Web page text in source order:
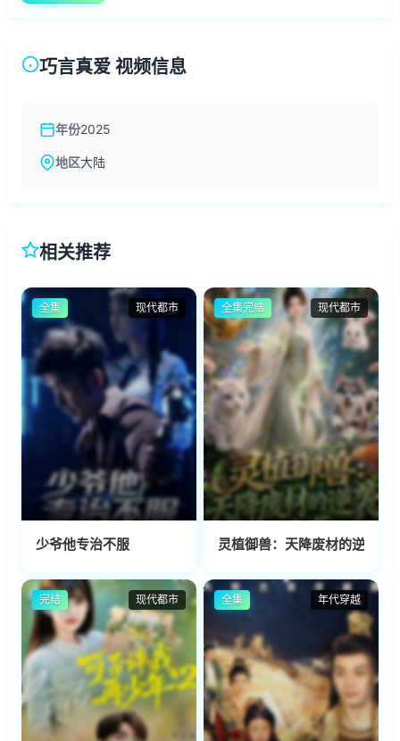
巧言真爱 视频信息
年份2025
地区大陆
相关推荐
现代都市
全集
少爷他专治不服
现代都市
全集完结
灵植御兽：天降废材的逆袭
现代都市
完结 年代穿越
全集